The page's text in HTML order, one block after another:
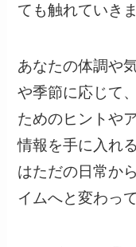
ても触れていきま
あなたの体調や
や季節に応じて
ためのヒントや
情報を手に入れ
はただの日常か
イムへと変わっ